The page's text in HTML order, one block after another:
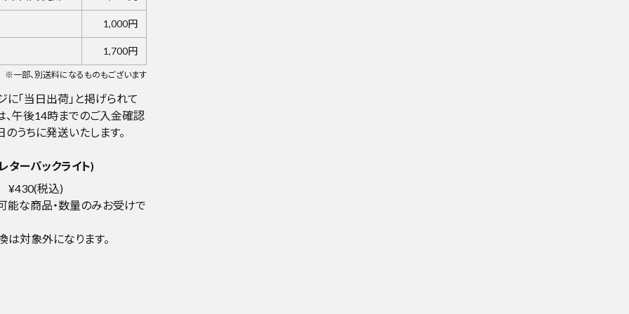
1,000円
1,700円
※一部、別送料になるものもございます
に「当日出荷」と掲げられて
、午後14時までのご入金確認
うちに発送いたします。
ターパックライト)
¥430(税込)
な商品・数量のみお受けで
対象外になります。